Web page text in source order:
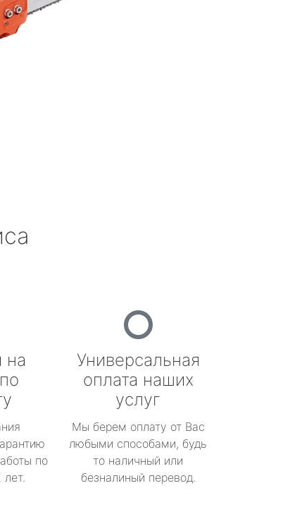
на
по
Универсальная
оплата наших
услуг
Мы берем оплату от Вас
любыми способами, будь
то наличный или
безналиный перевод.